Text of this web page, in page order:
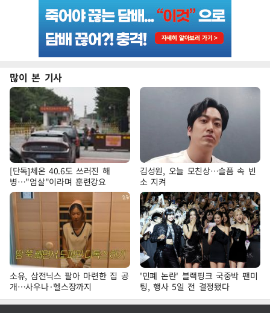
많이 본 기사
[단독]체온 40.6도 쓰러진 해
병…"엄살"이라며 훈련강요
김성원, 오늘 모친상…슬픔 속 빈
소 지켜
소유, 삼전닉스 팔아 마련한 집 공
개…사우나·헬스장까지
'민폐 논란' 블랙핑크 국중박 팬미
팅, 행사 5일 전 결정됐다